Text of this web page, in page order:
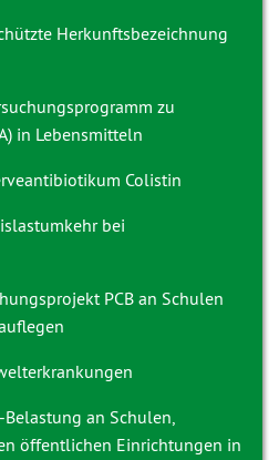
Herkunftsbezeichnung
zu
in Lebensmitteln
Colistin
bei
PCB an Schulen
Belastung an Schulen,
öffentlichen Einrichtungen in